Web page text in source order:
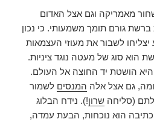
מאמריקה וגם אצל האדום
גורם תומך משמעותי. כי נכון
לשבור את מעוזי העצמאות
הוא סוג של מעטה נוגד ציניות.
הושטת יד החוצה אל העולם.
גם אצל אלה המנסים לשמור
(סליחהשרון!). נידח הבלוג
הוא נוכחות, הבעת עמדה,